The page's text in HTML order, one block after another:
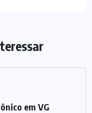
em VG